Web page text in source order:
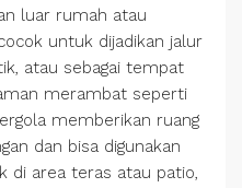
luar rumah atau
untuk dijadikan jalur
atau sebagai tempat
merambat seperti
memberikan ruang
dan bisa digunakan
di area teras atau patio,